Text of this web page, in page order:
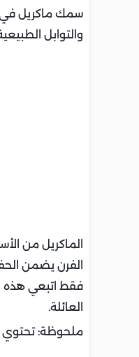
سمك ماكريل في
والتوابل
الفرن يضمن
فقط اتبعي هذه
العائلة.
ملحوظة: تحتوي الحصة